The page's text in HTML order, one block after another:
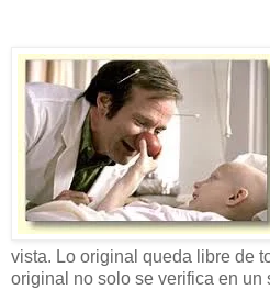
vista. Lo original queda libre de
original no solo se verifica en un